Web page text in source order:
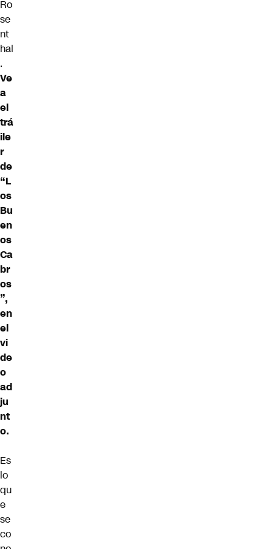
Ro
se
nt
hal
.
Ve
a
el
trá
ile
r
de
“L
os
Bu
en
os
Ca
br
os
”,
en
el
vi
de
o
ad
ju
nt
o.
Es
lo
qu
e
se
co